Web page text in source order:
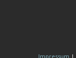
Impressum |